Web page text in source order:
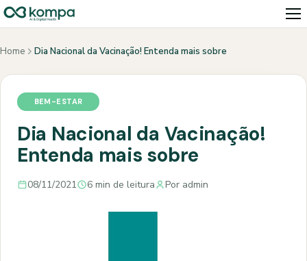
Home Dia Nacional da Vacinação! Entenda mais sobre
BEM-ESTAR
Dia Nacional da Vacinação!
Entenda mais sobre
08/11/2021 6 min de leitura Por admin